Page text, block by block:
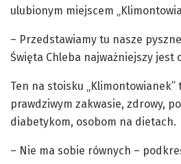
ulubionym miejscem
– Przedstawiamy tu nasze
Święta Chleba najważniejszy jest
Ten na stoisku „Klimontowianek”
prawdziwym zakwasie, zdrowy,
diabetykom, osobom na dietach.
– Nie ma sobie równych –